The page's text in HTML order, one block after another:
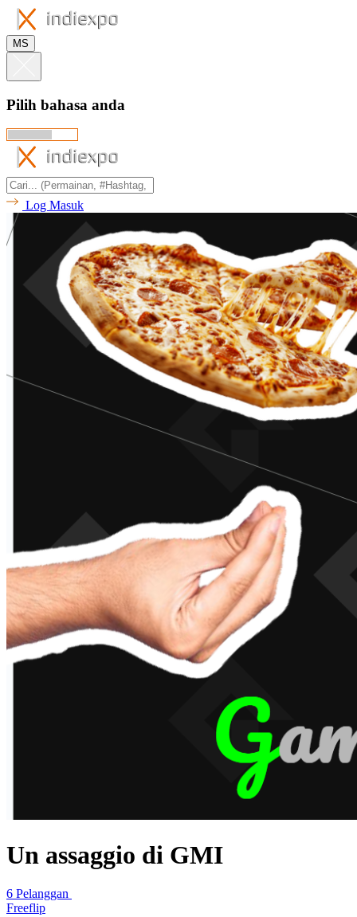
MS
Pilih bahasa anda
Log Masuk
Un assaggio di GMI
6 Pelanggan
Freeflip